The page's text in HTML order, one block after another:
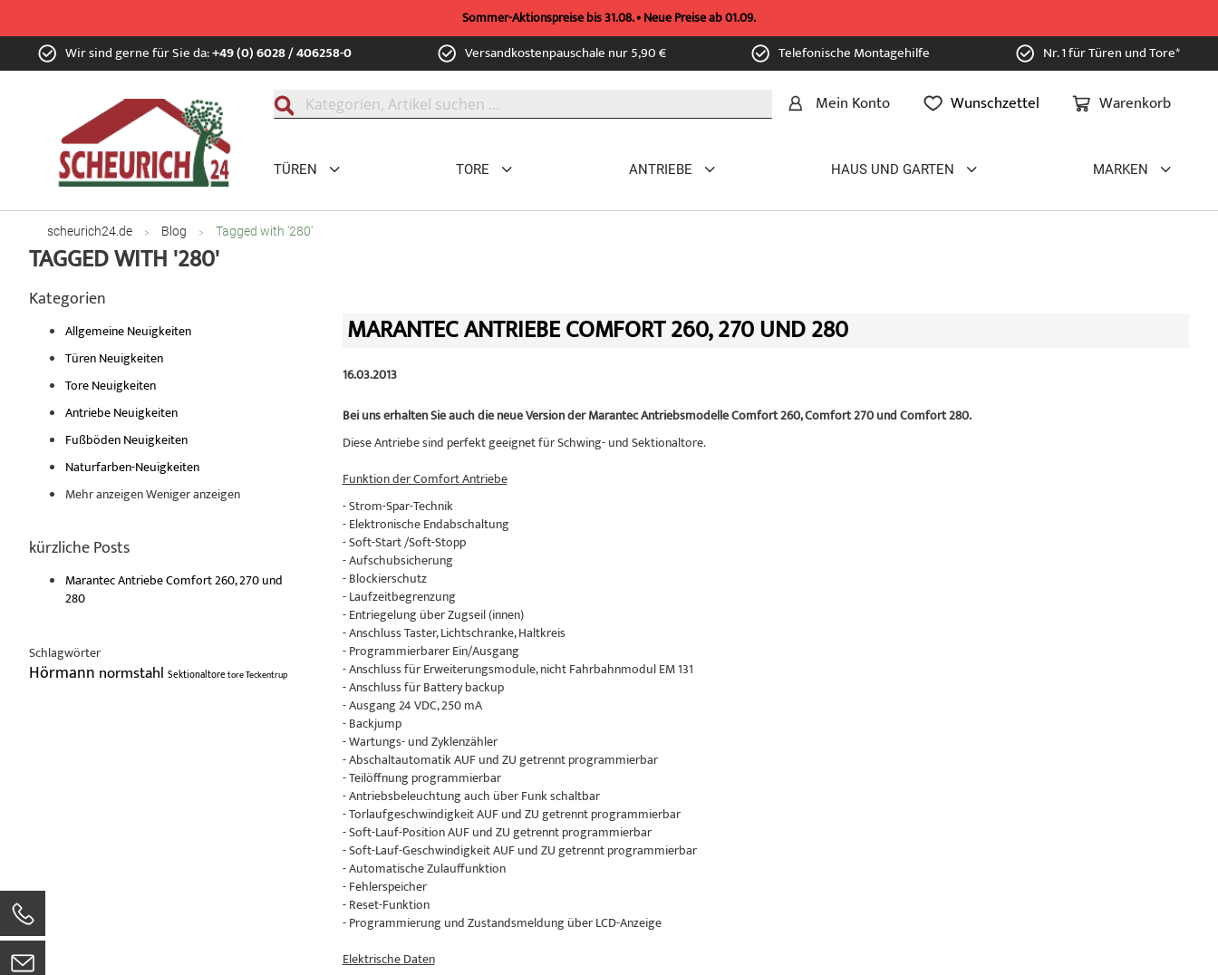
Sommer-Aktionspreise bis 31.08. • Neue Preise ab 01.09.
Zum
Inhalt Wir sind gerne für Sie da:+49 (0) 6028 / 406258-0 Versandkostenpauschale nur 5,90 € Telefonische Montagehilfe Nr. 1 für Türen und Tore*
Warenkorb
Mein Konto Wunschzettel
TÜREN TORE ANTRIEBE HAUS UND GARTEN MARKEN
scheurich24.de Blog Tagged with '280'
TAGGED WITH '280'
MARANTEC ANTRIEBE COMFORT 260, 270 UND 280
16.03.2013
Bei uns erhalten Sie auch die neue Version der Marantec Antriebsmodelle Comfort 260, Comfort 270 und Comfort 280.
Diese Antriebe sind perfekt geeignet für Schwing- und Sektionaltore.
Funktion der Comfort Antriebe
- Strom-Spar-Technik
- Elektronische Endabschaltung
- Soft-Start /Soft-Stopp
- Aufschubsicherung
- Blockierschutz
- Laufzeitbegrenzung
- Entriegelung über Zugseil (innen)
- Anschluss Taster, Lichtschranke, Haltkreis
- Programmierbarer Ein/Ausgang
- Anschluss für Erweiterungsmodule, nicht Fahrbahnmodul EM 131
- Anschluss für Battery backup
- Ausgang 24 VDC, 250 mA
- Backjump
- Wartungs- und Zyklenzähler
- Abschaltautomatik AUF und ZU getrennt programmierbar
- Teilöffnung programmierbar
- Antriebsbeleuchtung auch über Funk schaltbar
- Torlaufgeschwindigkeit AUF und ZU getrennt programmierbar
- Soft-Lauf-Position AUF und ZU getrennt programmierbar
- Soft-Lauf-Geschwindigkeit AUF und ZU getrennt programmierbar
- Automatische Zulauffunktion
- Fehlerspeicher
- Reset-Funktion
- Programmierung und Zustandsmeldung über LCD-Anzeige
Elektrische Daten
Kategorien
Allgemeine Neuigkeiten
Türen Neuigkeiten
Tore Neuigkeiten
Antriebe Neuigkeiten
Fußböden Neuigkeiten
Naturfarben-Neuigkeiten
Mehr anzeigenWeniger anzeigen
kürzliche Posts
Marantec Antriebe Comfort 260, 270 und
280
Schlagwörter
Hörmann normstahl SektionaltoretoreTeckentrup